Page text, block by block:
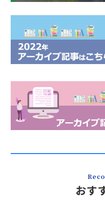
おす